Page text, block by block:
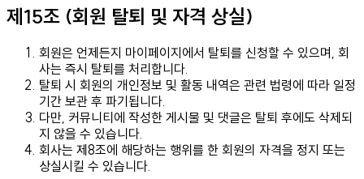
제15조 (회원 탈퇴 및 자격 상실)
회원은 언제든지 마이페이지에서 탈퇴를 신청할 수 있으며, 회
사는 즉시 탈퇴를 처리합니다.
탈퇴 시 회원의 개인정보 및 활동 내역은 관련 법령에 따라 일정
기간 보관 후 파기됩니다.
다만, 커뮤니티에 작성한 게시물 및 댓글은 탈퇴 후에도 삭제되
지 않을 수 있습니다.
회사는 제8조에 해당하는 행위를 한 회원의 자격을 정지 또는
상실시킬 수 있습니다.